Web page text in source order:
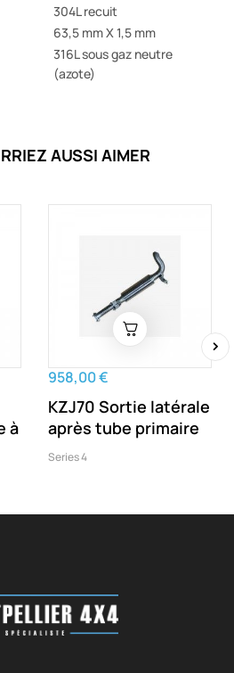
304L recuit
63,5 mm X 1,5 mm
316L sous gaz neutre
(azote)
AUSSI AIMER
à
958,00 €
KZJ70 Sortie latérale
après tube primaire
Series 4